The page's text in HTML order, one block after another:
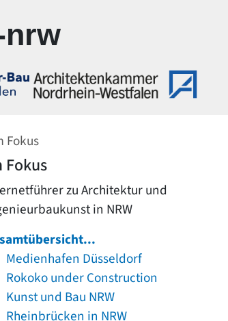
nrw
Fokus
Fokus
zu Architektur und
in NRW
Medienhafen Düsseldorf
Rokoko under Construction
Kunst und Bau NRW
Rheinbrücken in NRW